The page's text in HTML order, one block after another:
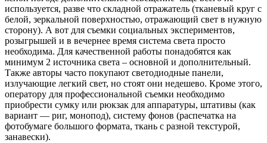
используется, разве что складной отражатель (тканевый круг с
белой, зеркальной поверхностью, отражающий свет в нужную
сторону). А вот для съемки социальных экспериментов,
розыгрышей и в вечернее время система света просто
необходима. Для качественной работы понадобятся как
минимум 2 источника света – основной и дополнительный.
Также авторы часто покупают светодиодные панели,
излучающие легкий свет, но стоят они недешево. Кроме этого,
оператору для профессиональной съемки необходимо
приобрести сумку или рюкзак для аппаратуры, штативы (как
вариант — риг, монопод), систему фонов (распечатка на
фотобумаге большого формата, ткань с разной текстурой,
занавески).